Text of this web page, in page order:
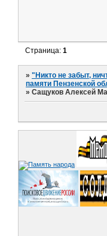
Страница:1
»"Никто не забыт,
памяти Пензенской
»Сащуков Алексей